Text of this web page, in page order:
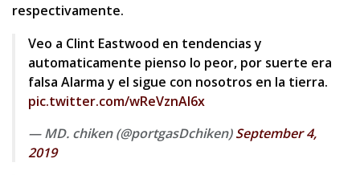
respectivamente.
Veo a Clint Eastwood en tendencias y
automaticamente pienso lo peor, por suerte era
falsa Alarma y el sigue con nosotros en la tierra.
pic.twitter.com/wReVznAI6x
— MD. chiken (@portgasDchiken)September 4,
2019